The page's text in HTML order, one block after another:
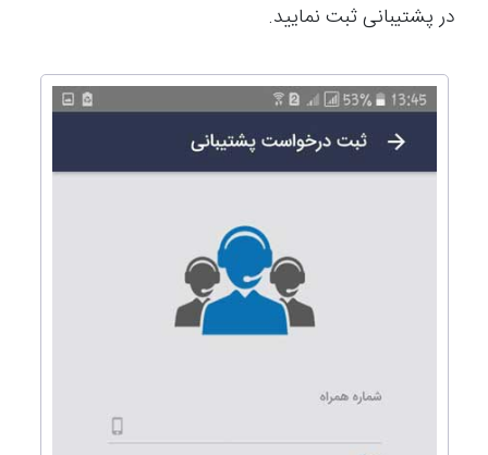
در پشتیبانی ثبت نمایید.